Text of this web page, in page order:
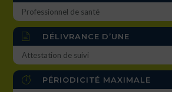
Professionnel de santé
DÉLIVRANCE D’UNE
Attestation de suivi
PÉRIODICITÉ MAXIMALE